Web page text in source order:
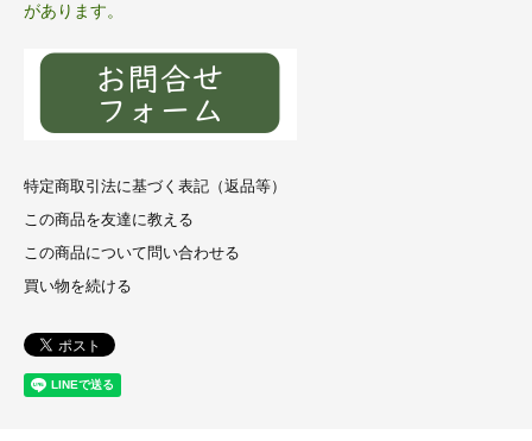
があります。
特定商取引法に基づく表記（返品等）
この商品を友達に教える
この商品について問い合わせる
買い物を続ける